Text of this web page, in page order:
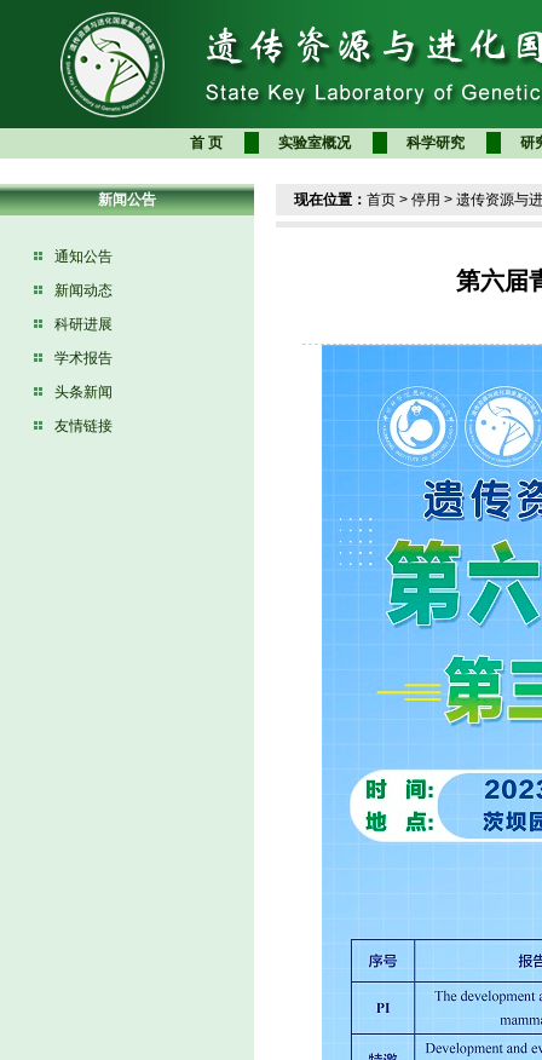
首 页 实验室概况 科学研究 研
新闻公告
通知公告
新闻动态
科研进展
学术报告
头条新闻
友情链接
现在位置： 首页 > 停用 > 遗传资源与
第六届